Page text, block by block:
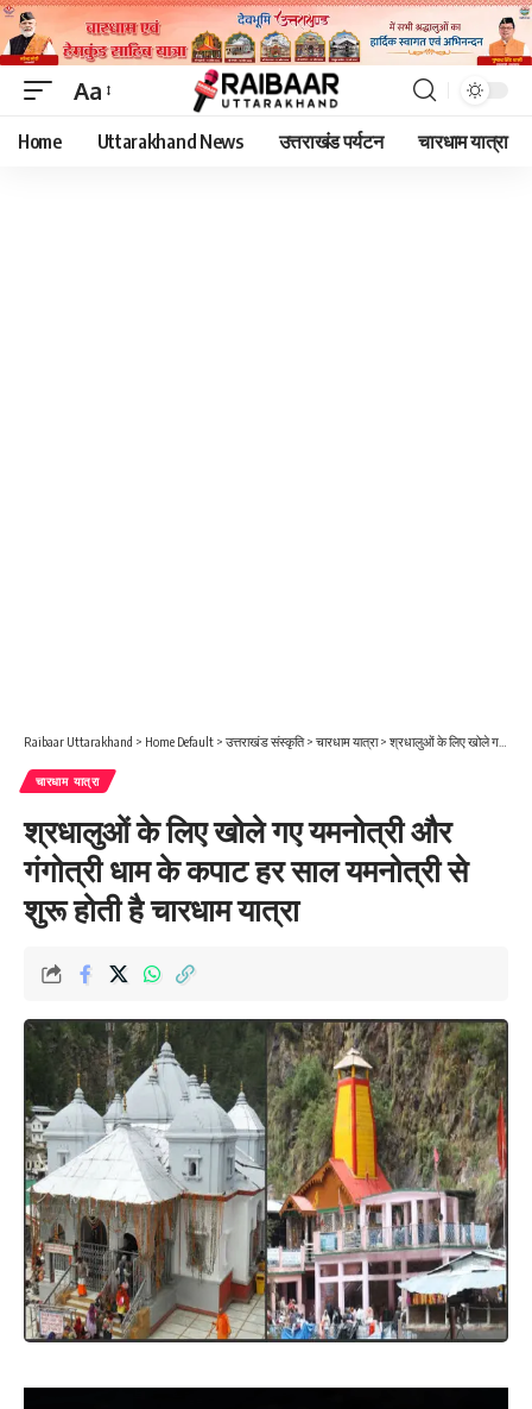
Font
Resizer
Aa
Home Uttarakhand News उत्तराखंड पर्यटन चारधाम यात्रा
Raibaar Uttarakhand > Home Default > उत्तराखंड संस्कृति> चारधाम यात्रा> श्रधालुओं के लिए खोले गए यमनोत्री और गंगोत्री धाम के कपाट हर साल यमनोत्री से शुरू होती है चारधाम यात्रा
चारधाम यात्रा
श्रधालुओं के लिए खोले गए यमनोत्री और
गंगोत्री धाम के कपाट हर साल यमनोत्री से
शुरू होती है चारधाम यात्रा